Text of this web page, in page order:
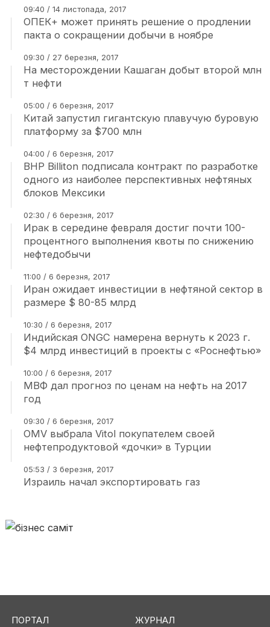
09:40 / 14 листопада, 2017
ОПЕК+ может принять решение о продлении
пакта о сокращении добычи в ноябре
09:30 / 27 березня, 2017
На месторождении Кашаган добыт второй млн
т нефти
05:00 / 6 березня, 2017
Китай запустил гигантскую плавучую буровую
платформу за $700 млн
04:00 / 6 березня, 2017
BHP Billiton подписала контракт по разработке
одного из наиболее перспективных нефтяных
блоков Мексики
02:30 / 6 березня, 2017
Ирак в середине февраля достиг почти 100-
процентного выполнения квоты по снижению
нефтедобычи
11:00 / 6 березня, 2017
Иран ожидает инвестиции в нефтяной сектор в
размере $ 80-85 млрд
10:30 / 6 березня, 2017
Индийская ONGC намерена вернуть к 2023 г.
$4 млрд инвестиций в проекты с «Роснефтью»
10:00 / 6 березня, 2017
МВФ дал прогноз по ценам на нефть на 2017
год
09:30 / 6 березня, 2017
OMV выбрала Vitol покупателем своей
нефтепродуктовой «дочки» в Турции
05:53 / 3 березня, 2017
Израиль начал экспортировать газ
ПОРТАЛ ЖУРНАЛ